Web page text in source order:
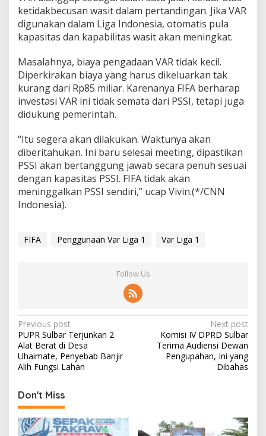
ketidakbecusan wasit dalam pertandingan. Jika VAR
digunakan dalam Liga Indonesia, otomatis pula
kapasitas dan kapabilitas wasit akan meningkat.
Masalahnya, biaya pengadaan VAR tidak kecil.
Diperkirakan biaya yang harus dikeluarkan tak
kurang dari Rp85 miliar. Karenanya FIFA berharap
investasi VAR ini tidak semata dari PSSI, tetapi juga
didukung pemerintah.
“Itu segera akan dilakukan. Waktunya akan
diberitahukan. Ini baru selesai meeting, dipastikan
PSSI akan bertanggung jawab secara penuh sesuai
dengan kapasitas PSSI. FIFA tidak akan
meninggalkan PSSI sendiri,” ucap Vivin.(*/CNN
Indonesia).
FIFA Penggunaan Var Liga 1 Var Liga 1
Follow Us
P
o
s
t
n
a
v
Previous post
PUPR Sulbar Terjunkan 2
Alat Berat di Desa
Uhaimate, Penyebab Banjir
Alih Fungsi Lahan
Next post
Komisi IV DPRD Sulbar
Terima Audiensi Dewan
Pengupahan, Ini yang
Dibahas
Don't Miss